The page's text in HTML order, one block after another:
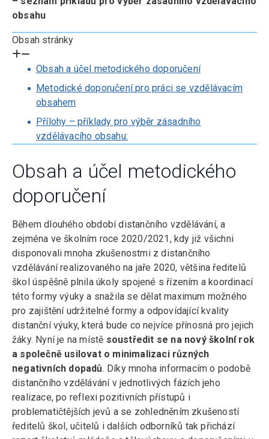
obsahu
Obsah stránky
Obsah a účel metodického doporučení
Metodické doporučení pro práci se vzdělávacím
obsahem
Přílohy – příklady pro výběr zásadního
vzdělávacího obsahu:
Obsah a účel metodického
doporučení
Během dlouhého období distančního vzdělávání, a
zejména ve školním roce 2020/2021, kdy již všichni
disponovali mnoha zkušenostmi z distančního
vzdělávání realizovaného na jaře 2020, většina ředitelů
škol úspěšně plnila úkoly spojené s řízením a koordinací
této formy výuky a snažila se dělat maximum možného
pro zajištění udržitelné formy a odpovídající kvality
distanční výuky, která bude co nejvíce přínosná pro jejich
žáky. Nyní je na místě soustředit se na nový školní rok
a společně usilovat o minimalizaci různých
negativních dopadů. Díky mnoha informacím o podobě
distančního vzdělávání v jednotlivých fázích jeho
realizace, po reflexi pozitivních přístupů i
problematičtějších jevů a se zohledněním zkušeností
ředitelů škol, učitelů i dalších odborníků tak přichází